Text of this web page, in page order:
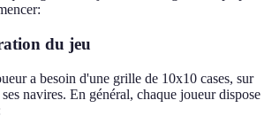
du jeu
a besoin d'une grille de 10x10 cases, sur
navires. En général, chaque joueur dispose